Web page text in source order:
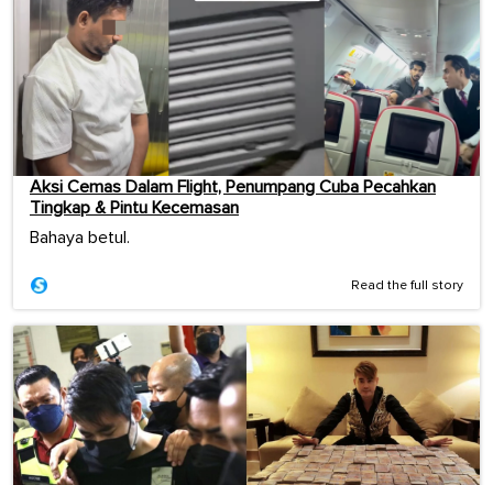
Aksi Cemas Dalam Flight, Penumpang Cuba Pecahkan
Tingkap & Pintu Kecemasan
Bahaya betul.
Read the full story